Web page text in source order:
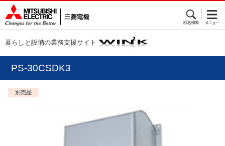
暮らしと設備の業務支援サイト
PS-30CSDK3
別売品